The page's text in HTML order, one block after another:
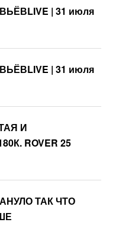
| 31 июля
| 31 июля
И
ROVER 25
ТАК ЧТО